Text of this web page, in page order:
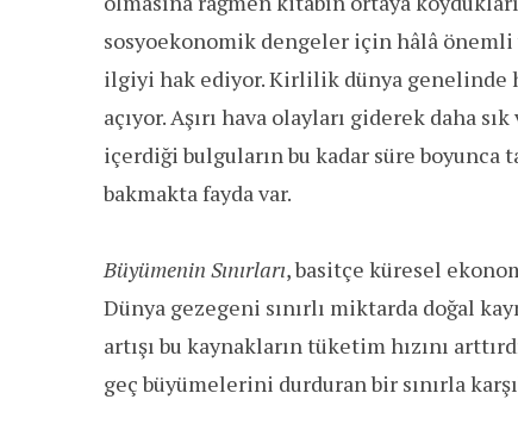
sosyoekonomik dengeler için hâlâ önemli
ilgiyi hak ediyor. Kirlilik dünya genelinde
açıyor. Aşırı hava olayları giderek daha
içerdiği bulguların bu kadar süre boyunca
bakmakta fayda var.
Büyümenin Sınırları, basitçe küresel
Dünya gezegeni sınırlı miktarda doğal
artışı bu kaynakların tüketim hızını
geç büyümelerini durduran bir sınırla